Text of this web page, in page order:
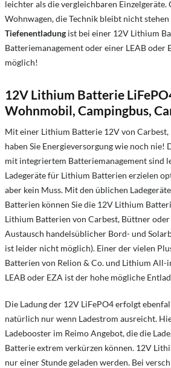
leichter als die vergleichbaren
Wohnwagen, die Technik bleibt nicht
Tiefenentladung ist bei einer 12V Lithium
Batteriemanagement oder einer LEAB oder
möglich!
12V Lithium Batterie
Wohnmobil, Campingbus,
Mit einer Lithium Batterie 12V von Carbest,
haben Sie Energieversorgung wie noch
mit integriertem Batteriemanagement sind
Ladegeräte für Lithium Batterien erzielen
aber kein Muss. Mit den üblichen
Batterien können Sie die 12V Lithium
Lithium Batterien von Carbest, Büttner oder
Austausch handelsüblicher Bord- und
ist leider nicht möglich). Einer der vielen
Batterien von Relion & Co. und Lithium All-
LEAB oder EZA ist der hohe mögliche
Die Ladung der 12V LiFePO4 erfolgt
natürlich nur wenn Ladestrom ausreicht.
Ladebooster im Reimo Angebot, die die
Batterie extrem verkürzen können. 12V
nur einer Stunde geladen werden. Bei